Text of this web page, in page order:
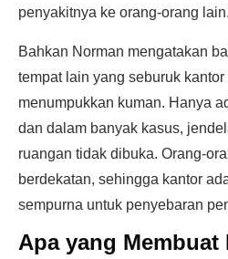
penyakitnya ke orang-orang
Bahkan Norman mengatakan
tempat lain yang seburuk kantor
menumpukkan kuman. Hanya
dan dalam banyak kasus,
ruangan tidak dibuka. Orang-
berdekatan, sehingga kantor
sempurna untuk penyebaran
Apa yang